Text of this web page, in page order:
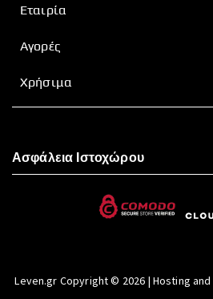
Εταιρία
Αγορές
Χρήσιμα
Ασφάλεια Ιστοχώρου
Leven.gr Copyright © 2026 | Hosting